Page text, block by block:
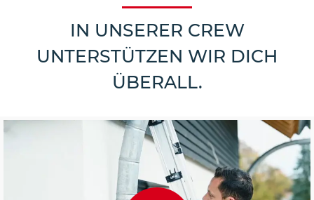
IN UNSERER CREW
UNTERSTÜTZEN WIR DICH
ÜBERALL.